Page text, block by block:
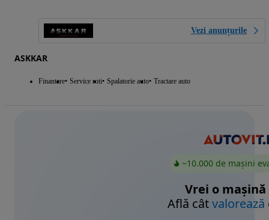
Vezi anunțurile
ASKKAR
Finantare Service roti Spalatorie auto Tractare auto
~10.000 de mașini
Vrei o mașină
Află câtvalorează